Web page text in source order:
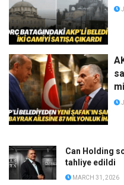
Can Holding
tahliye edildi
MARCH 31, 2026